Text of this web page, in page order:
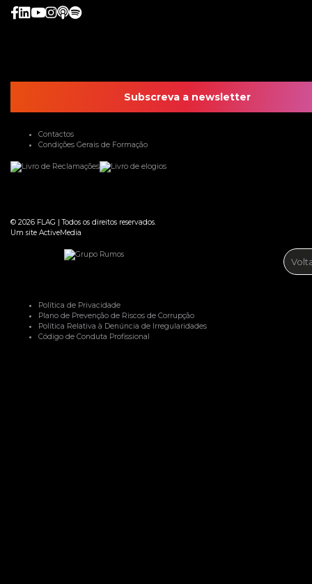
Subscreva a newsletter
Contactos
Condições Gerais de Formação
© 2026 FLAG |Todos os direitos reservados.
Um site ActiveMedia
Política de Privacidade
Plano de Prevenção de Riscos de Corrupção
Política Relativa à Denúncia de Irregularidades
Código de Conduta Profissional